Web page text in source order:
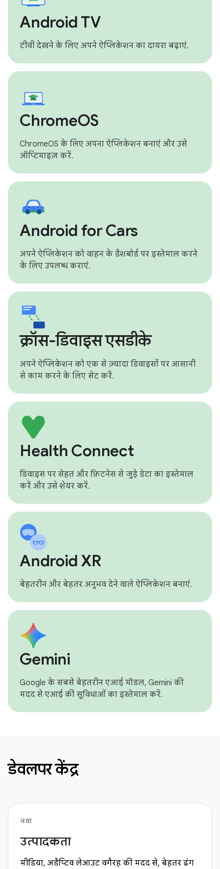
Android TV
टीवी देखने के लिए अपने ऐप्लिकेशन का दायरा बढ़ाएं.
ChromeOS
ChromeOS के लिए अपना ऐप्लिकेशन बनाएं और उसे
ऑप्टिमाइज़ करें.
Android for Cars
अपने ऐप्लिकेशन को वाहन के डैशबोर्ड पर इस्तेमाल करने
के लिए उपलब्ध कराएं.
क्रॉस-डिवाइस एसडीके
अपने ऐप्लिकेशन को एक से ज़्यादा डिवाइसों पर आसानी
से काम करने के लिए सेट करें.
Health Connect
डिवाइस पर सेहत और फ़िटनेस से जुड़े डेटा का इस्तेमाल
करें और उसे शेयर करें.
Android XR
बेहतरीन और बेहतर अनुभव देने वाले ऐप्लिकेशन बनाएं.
Gemini
Google के सबसे बेहतरीन एआई मॉडल, Gemini की
मदद से एआई की सुविधाओं का इस्तेमाल करें.
डेवलपर केंद्र
नया
उत्पादकता
मीडिया, अडैप्टिव लेआउट वगैरह की मदद से, बेहतर ढंग